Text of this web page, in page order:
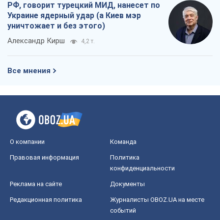
РФ, говорит турецкий МИД, нанесет по
Украине ядерный удар (а Киев мэр
уничтожает и без этого)
Александр Кирш 4,2 т.
Все мнения
О компании Команда
Правовая информация
Политика
конфиденциальности
Реклама на сайте Документы
Редакционная политика
Журналисты OBOZ.UA на месте
событий